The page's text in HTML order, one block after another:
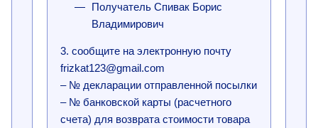
Получатель Спивак Борис
Владимирович
3. сообщите на электронную почту
frizkat123@gmail.com
– № декларации отправленной посылки
– № банковской карты (расчетного
счета) для возврата стоимости товара